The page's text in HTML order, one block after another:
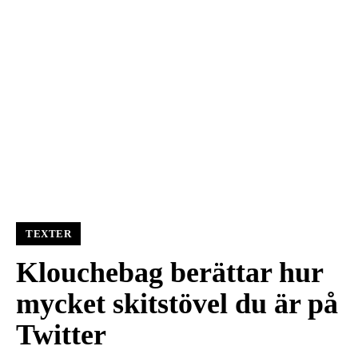
TEXTER
Klouchebag berättar hur
mycket skitstövel du är på
Twitter